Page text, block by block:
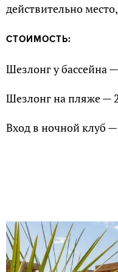
действительно
СТОИМОСТЬ:
Шезлонг у бассейна
Шезлонг на пляже —
Вход в ночной клуб